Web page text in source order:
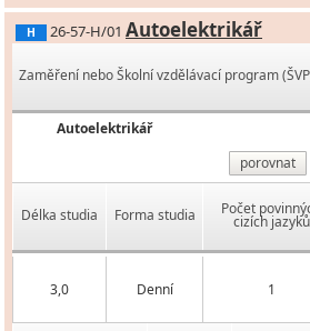
H 26-57-H/01 Autoelektrikář
Zaměření nebo Školní vzdělávací program
Autoelektrikář
porovnat
Délka studia Forma studia Počet
cizích jazyků
3,0 Denní 1